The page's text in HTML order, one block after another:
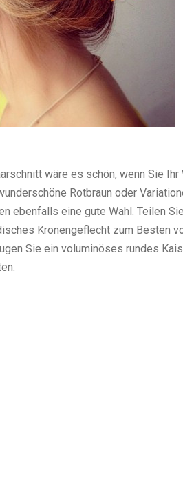
wäre es schön, wenn Sie
Rotbraun oder
ebenfalls eine gute Wahl. Teilen
Kronengeflecht zum Besten
Sie ein voluminöses rundes